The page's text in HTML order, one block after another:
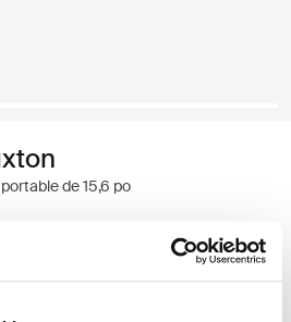
de 15,6 po